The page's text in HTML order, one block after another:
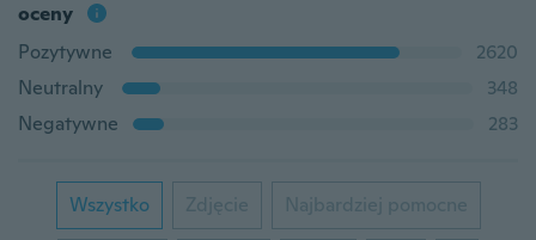
oceny
Pozytywne
2620
Neutralny
348
Negatywne
283
Wszystko Zdjęcie Najbardziej pomocne